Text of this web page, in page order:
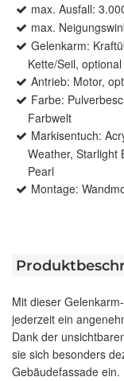
max. Ausfall:
max.
Gelenkarm:
Kette/Seil,
Antrieb: Motor,
Farbe:
Farbwelt
Markisentuch:
Weather, Starlight
Pearl
Montage:
Mit dieser
jederzeit ein
Dank der
sie sich besonders
Gebäudefassade ein.